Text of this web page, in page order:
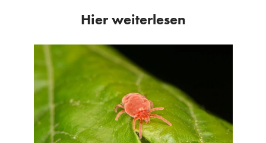
Hier weiterlesen